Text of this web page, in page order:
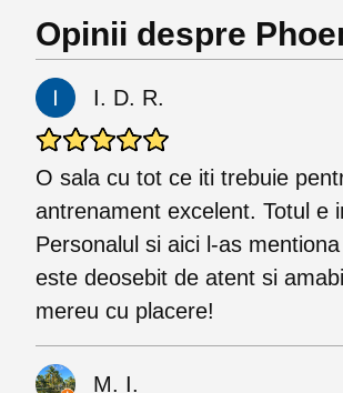
Opinii despre
I. D. R.
O sala cu tot ce iti trebuie
antrenament excelent. Totul e
Personalul si aici l-as
este deosebit de atent si
mereu cu placere!
M. I.